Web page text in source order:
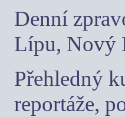
Denní
Lípu, Nový
Přehledný
reportáže,